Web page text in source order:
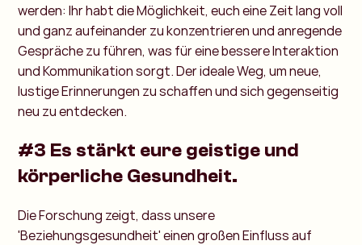
werden: Ihr habt die Möglichkeit, euch eine Zeit lang voll
und ganz aufeinander zu konzentrieren und anregende
Gespräche zu führen, was für eine bessere Interaktion
und Kommunikation sorgt. Der ideale Weg, um neue,
lustige Erinnerungen zu schaffen und sich gegenseitig
neu zu entdecken.
#3 Es stärkt eure geistige und
körperliche Gesundheit.
Die Forschung zeigt, dass unsere
'Beziehungsgesundheit' einen großen Einfluss auf